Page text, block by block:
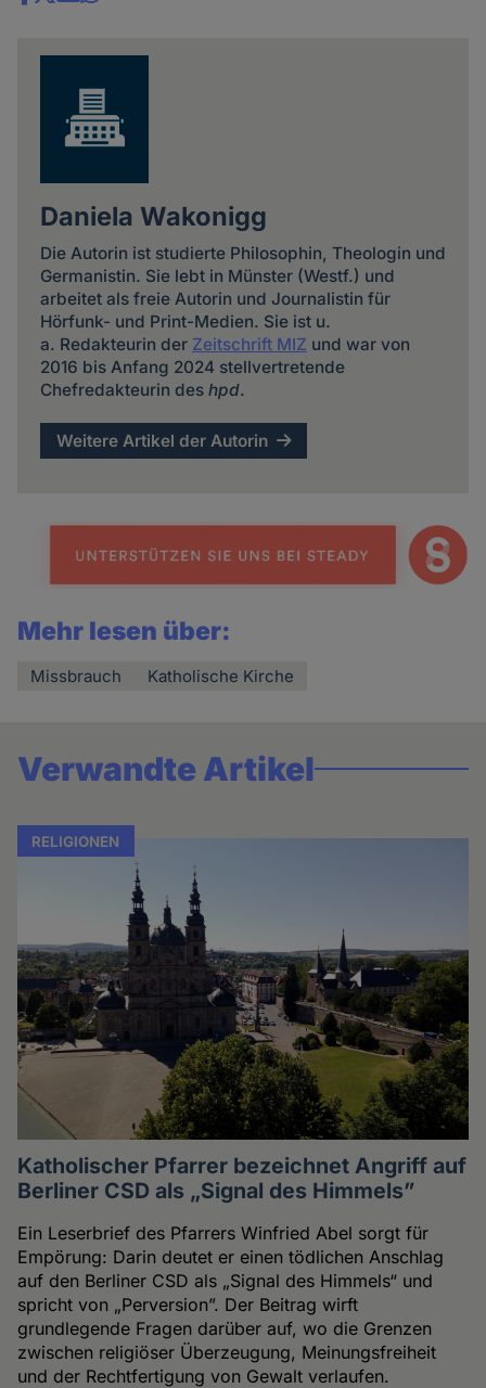
Share
Daniela Wakonigg
Die Autorin ist studierte Philosophin, Theologin und
Germanistin. Sie lebt in Münster (Westf.) und
arbeitet als freie Autorin und Journalistin für
Hörfunk- und Print-Medien. Sie ist u.
a. Redakteurin der Zeitschrift MIZ und war von
2016 bis Anfang 2024 stellvertretende
Chefredakteurin des hpd.
Weitere Artikel der Autorin
Mehr lesen über:
Missbrauch Katholische Kirche
Verwandte Artikel
RELIGIONEN
Katholischer Pfarrer bezeichnet Angriff auf
Berliner CSD als „Signal des Himmels”
Ein Leserbrief des Pfarrers Winfried Abel sorgt für
Empörung: Darin deutet er einen tödlichen Anschlag
auf den Berliner CSD als „Signal des Himmels“ und
spricht von „Perversion”. Der Beitrag wirft
grundlegende Fragen darüber auf, wo die Grenzen
zwischen religiöser Überzeugung, Meinungsfreiheit
und der Rechtfertigung von Gewalt verlaufen.